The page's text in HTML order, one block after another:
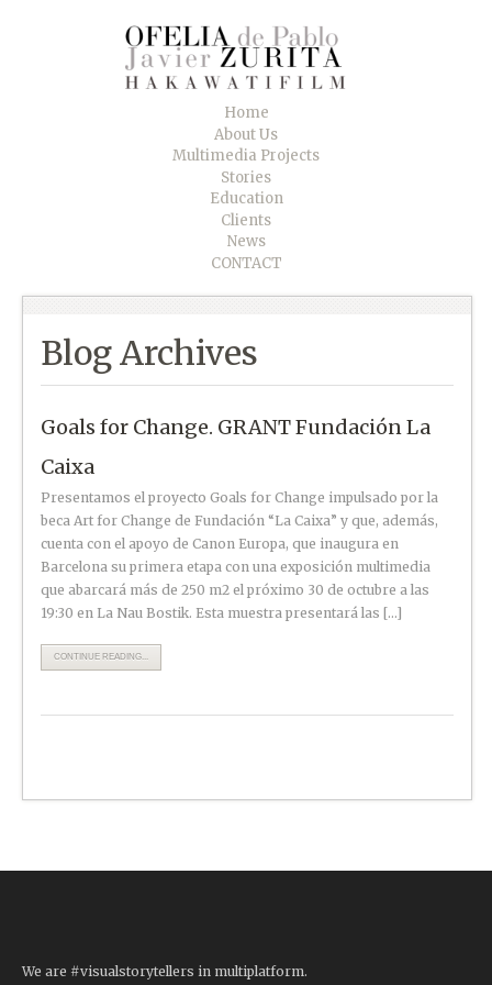
Home
About Us
Multimedia Projects
Stories
Education
Clients
News
CONTACT
Blog Archives
Goals for Change. GRANT Fundación La
Caixa
Presentamos el proyecto Goals for Change impulsado por la
beca Art for Change de Fundación “La Caixa” y que, además,
cuenta con el apoyo de Canon Europa, que inaugura en
Barcelona su primera etapa con una exposición multimedia
que abarcará más de 250 m2 el próximo 30 de octubre a las
19:30 en La Nau Bostik. Esta muestra presentará las […]
CONTINUE READING...
We are #visualstorytellers in multiplatform.